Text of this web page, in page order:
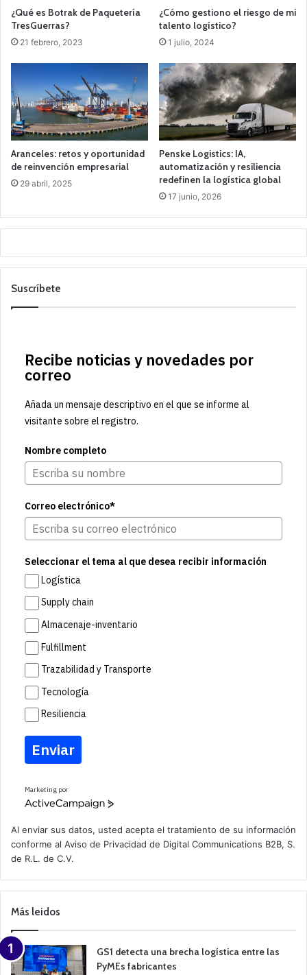
¿Qué es Botrak de Paquetería
TresGuerras?
21 febrero, 2023
¿Cómo gestiono el riesgo de mi
talento logístico?
1 julio, 2024
Aranceles: retos y oportunidad
de reinvención empresarial
29 abril, 2025
Penske Logistics: IA,
automatización y resiliencia
redefinen la logística global
17 junio, 2026
Suscríbete
Recibe noticias y novedades por
correo
Añada un mensaje descriptivo en el que se informe al
visitante sobre el registro.
Nombre completo
Correo electrónico*
Seleccionar el tema al que desea recibir información
Logística
Supply chain
Almacenaje-inventario
Fulfillment
Trazabilidad y Transporte
Tecnología
Resiliencia
Enviar
Marketing por
A
v
e
a
m
a
n
Al enviar sus datos, usted acepta el tratamiento de su información
conforme al Aviso de Privacidad de Digital Communications B2B, S.
de R.L. de C.V.
Más leidos
GS1 detecta una brecha logística entre las
PyMEs fabricantes